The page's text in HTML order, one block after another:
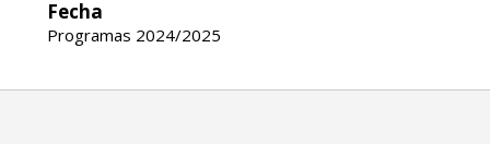
Fecha
Programas 2024/2025